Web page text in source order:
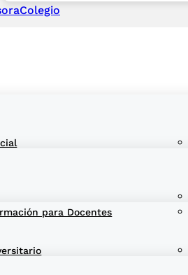
Colegio
para Docentes